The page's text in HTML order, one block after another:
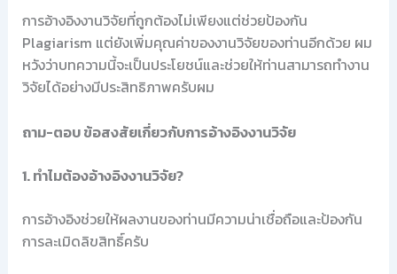
การอ้างอิงงานวิจัยที่ถูกต้องไม่เพียงแต่ช่วยป้องกัน
Plagiarism แต่ยังเพิ่มคุณค่าของงานวิจัยของท่านอีกด้วย ผม
หวังว่าบทความนี้จะเป็นประโยชน์และช่วยให้ท่านสามารถทำงาน
วิจัยได้อย่างมีประสิทธิภาพครับผม
ถาม-ตอบ ข้อสงสัยเกี่ยวกับการอ้างอิงงานวิจัย
1. ทำไมต้องอ้างอิงงานวิจัย?
การอ้างอิงช่วยให้ผลงานของท่านมีความน่าเชื่อถือและป้องกัน
การละเมิดลิขสิทธิ์ครับ